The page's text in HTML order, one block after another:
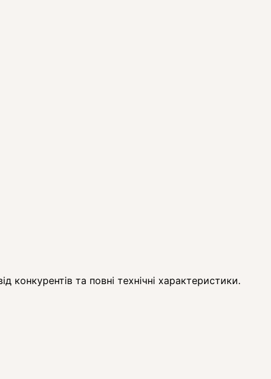
конкурентів та повні технічні характеристики.